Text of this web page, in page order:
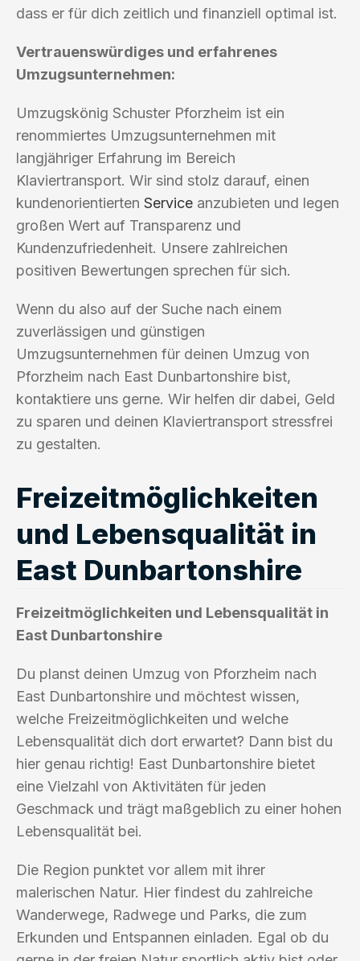
dass er für dich zeitlich und finanziell optimal ist.
Vertrauenswürdiges und erfahrenes
Umzugsunternehmen:
Umzugskönig Schuster Pforzheim ist ein
renommiertes Umzugsunternehmen mit
langjähriger Erfahrung im Bereich
Klaviertransport. Wir sind stolz darauf, einen
kundenorientierten Service anzubieten und legen
großen Wert auf Transparenz und
Kundenzufriedenheit. Unsere zahlreichen
positiven Bewertungen sprechen für sich.
Wenn du also auf der Suche nach einem
zuverlässigen und günstigen
Umzugsunternehmen für deinen Umzug von
Pforzheim nach East Dunbartonshire bist,
kontaktiere uns gerne. Wir helfen dir dabei, Geld
zu sparen und deinen Klaviertransport stressfrei
zu gestalten.
Freizeitmöglichkeiten
und Lebensqualität in
East Dunbartonshire
Freizeitmöglichkeiten und Lebensqualität in
East Dunbartonshire
Du planst deinen Umzug von Pforzheim nach
East Dunbartonshire und möchtest wissen,
welche Freizeitmöglichkeiten und welche
Lebensqualität dich dort erwartet? Dann bist du
hier genau richtig! East Dunbartonshire bietet
eine Vielzahl von Aktivitäten für jeden
Geschmack und trägt maßgeblich zu einer hohen
Lebensqualität bei.
Die Region punktet vor allem mit ihrer
malerischen Natur. Hier findest du zahlreiche
Wanderwege, Radwege und Parks, die zum
Erkunden und Entspannen einladen. Egal ob du